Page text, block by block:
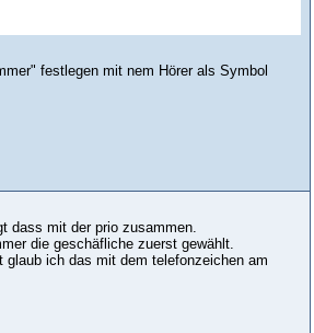
festlegen mit nem Hörer als Symbol
dass mit der prio zusammen.
die geschäfliche zuerst gewählt.
ich das mit dem telefonzeichen am